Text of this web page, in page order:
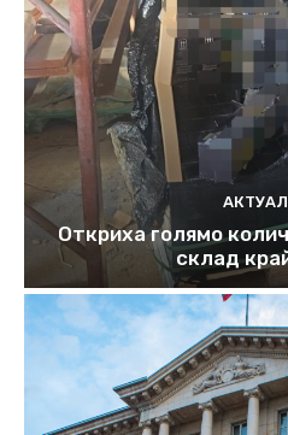
Откриха голямо
склад